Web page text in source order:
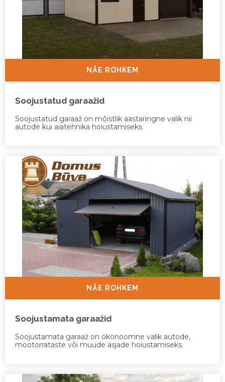
NÄE ROHKEM
Soojustatud garaažid
Soojustatud garaaž on mõistlik aastaringne valik nii
autode kui aiatehnika hoiustamiseks
NÄE ROHKEM
Soojustamata garaažid
Soojustamata garaaž on ökonoomne valik autode,
mootorrataste või muude asjade hoiustamiseks.